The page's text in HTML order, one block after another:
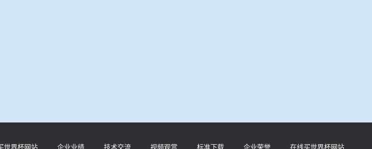
世界杯网站 企业业绩 技术交流 视频观赏 标准下载 企业荣誉 在线买世界杯网站